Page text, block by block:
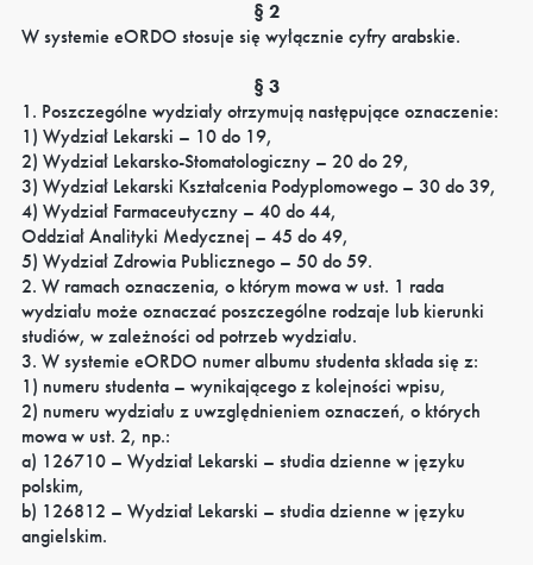
§ 2
W systemie eORDO stosuje się wyłącznie cyfry arabskie.
§ 3
1. Poszczególne wydziały otrzymują następujące oznaczenie:
1) Wydział Lekarski – 10 do 19,
2) Wydział Lekarsko-Stomatologiczny – 20 do 29,
3) Wydział Lekarski Kształcenia Podyplomowego – 30 do 39,
4) Wydział Farmaceutyczny – 40 do 44,
Oddział Analityki Medycznej – 45 do 49,
5) Wydział Zdrowia Publicznego – 50 do 59.
2. W ramach oznaczenia, o którym mowa w ust. 1 rada
wydziału może oznaczać poszczególne rodzaje lub kierunki
studiów, w zależności od potrzeb wydziału.
3. W systemie eORDO numer albumu studenta składa się z:
1) numeru studenta – wynikającego z kolejności wpisu,
2) numeru wydziału z uwzględnieniem oznaczeń, o których
mowa w ust. 2, np.:
a) 126710 – Wydział Lekarski – studia dzienne w języku
polskim,
b) 126812 – Wydział Lekarski – studia dzienne w języku
angielskim.